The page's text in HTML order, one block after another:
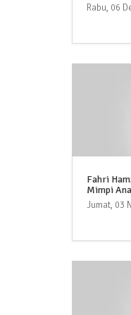
Rabu, 06
Fahri
Mimpi
Jumat, 03